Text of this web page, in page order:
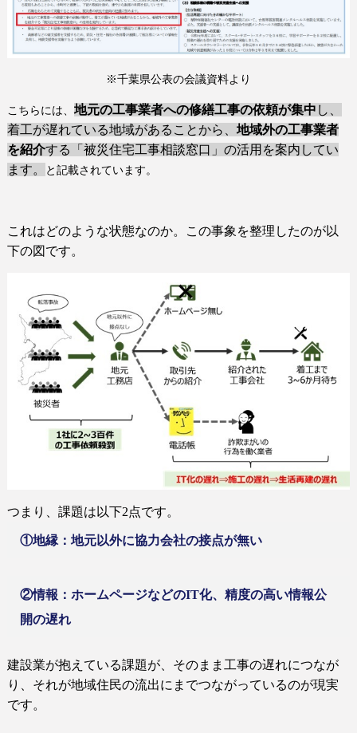
※千葉県公表の会議資料より
こちらには、 地元の工事業者への修繕工事の依頼が集中 し、
着工が遅れている地域があることから、 地域外の工事業者
を紹介する「被災住宅工事相談窓口」の活用を案内してい
ます。
と記載されています。
これはどのような状態なのか。この事象を整理したのが以
下の図です。
つまり、課題は以下2点です。
①地縁：地元以外に協力会社の接点が無い
②情報：ホームページなどのIT化、精度の高い情報公
開の遅れ
建設業が抱えている課題が、そのまま工事の遅れにつなが
り、それが地域住民の流出にまでつながっているのが現実
です。